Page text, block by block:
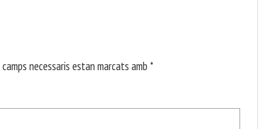
necessaris estan marcats amb *